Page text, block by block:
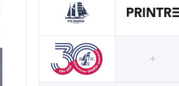
ulubionych